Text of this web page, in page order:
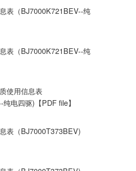
表（BJ7000K721BEV--纯
表（BJ7000K721BEV--纯
使用信息表
纯电四驱)【PDF file】
表（BJ7000T373BEV)